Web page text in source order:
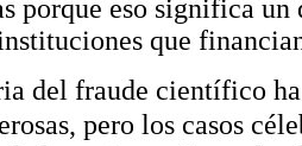
porque eso significa
que
del fraude científico
pero los casos